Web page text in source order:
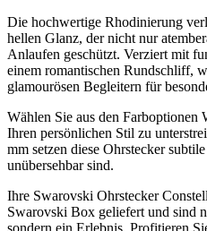
Die hochwertige Rhodinierung
hellen Glanz, der nicht nur
Anlaufen geschützt. Verziert mit
einem romantischen Rundschliff,
glamourösen Begleitern für
Wählen Sie aus den Farboptionen
Ihren persönlichen Stil zu
mm setzen diese Ohrstecker
unübersehbar sind.
Ihre Swarovski Ohrstecker
Swarovski Box geliefert und sind
sondern ein Erlebnis. Profitieren